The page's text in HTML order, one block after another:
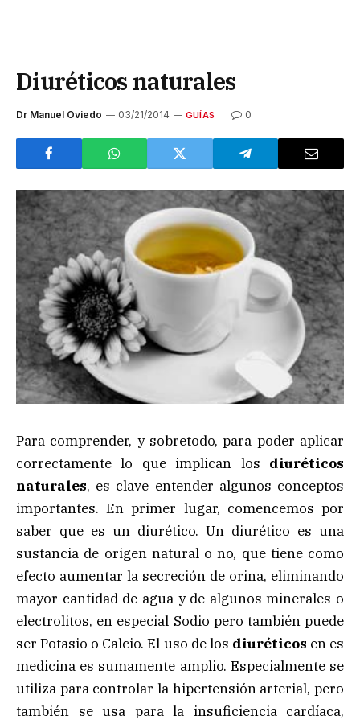
Diuréticos naturales
Dr Manuel Oviedo 03/21/2014 GUÍAS 0
Para comprender, y sobretodo, para poder aplicar
correctamente lo que implican los diuréticos
naturales, es clave entender algunos conceptos
importantes. En primer lugar, comencemos por
saber que es un diurético. Un diurético es una
sustancia de origen natural o no, que tiene como
efecto aumentar la secreción de orina, eliminando
mayor cantidad de agua y de algunos minerales o
electrolitos, en especial Sodio pero también puede
ser Potasio o Calcio. El uso de los diuréticos en es
medicina es sumamente amplio. Especialmente se
utiliza para controlar la hipertensión arterial, pero
también se usa para la insuficiencia cardíaca,